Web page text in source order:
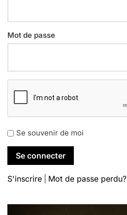
Mot de passe
Se souvenir de moi
S'inscrire Mot de passe perdu?